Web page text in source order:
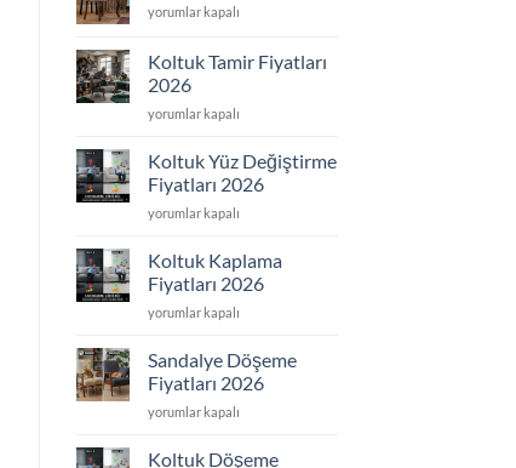
Sandalye
yorumlar kapalı
Koltuk Tamir Fiyatları
2026
Koltuk
Fiyatları
için
yorumlar kapalı
Koltuk Yüz Değiştirme
Fiyatları 2026
Koltuk
Değiştirme
2026
için
yorumlar kapalı
Koltuk Kaplama
Fiyatları 2026
Koltuk
Fiyatları
için
yorumlar kapalı
Sandalye Döşeme
Fiyatları 2026
Sandalye
Fiyatları
yorumlar kapalı
Koltuk Döşeme